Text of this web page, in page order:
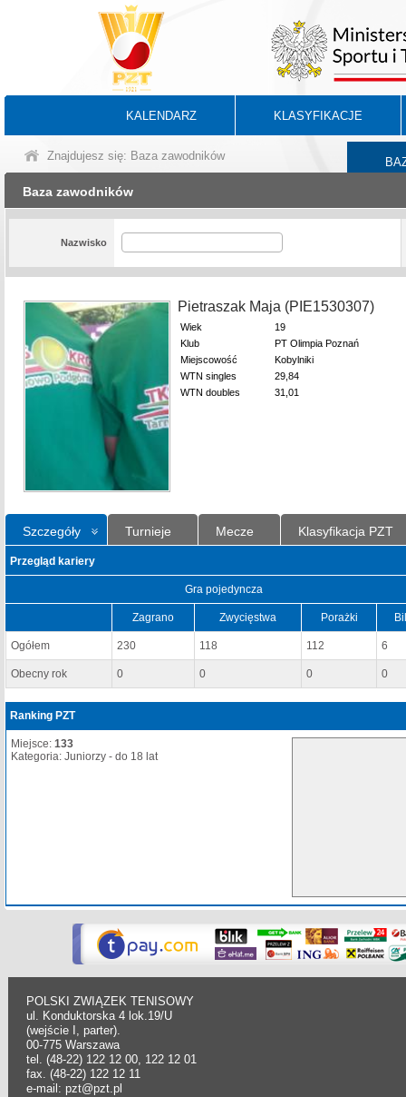
KALENDARZ KLASYFIKACJE
Znajdujesz się: Baza zawodników
Baza zawodników
Nazwisko
Pietraszak Maja (PIE1530307)
Wiek
19
Klub
PT Olimpia Poznań
Miejscowość
Kobylniki
WTN singles
29,84
WTN doubles
31,01
Szczegóły Turnieje Mecze Klasyfikacja PZT
Przegląd kariery
Gra pojedyncza
Zagrano Zwycięstwa Porażki
Ogółem 230 118 112 6
Obecny rok 0 0 0 0
Ranking PZT
Miejsce: 133
Kategoria: Juniorzy - do 18 lat
POLSKI ZWIĄZEK TENISOWY
ul. Konduktorska 4 lok.19/U
(wejście I, parter).
00-775 Warszawa
tel. (48-22) 122 12 00, 122 12 01
fax. (48-22) 122 12 11
e-mail: pzt@pzt.pl